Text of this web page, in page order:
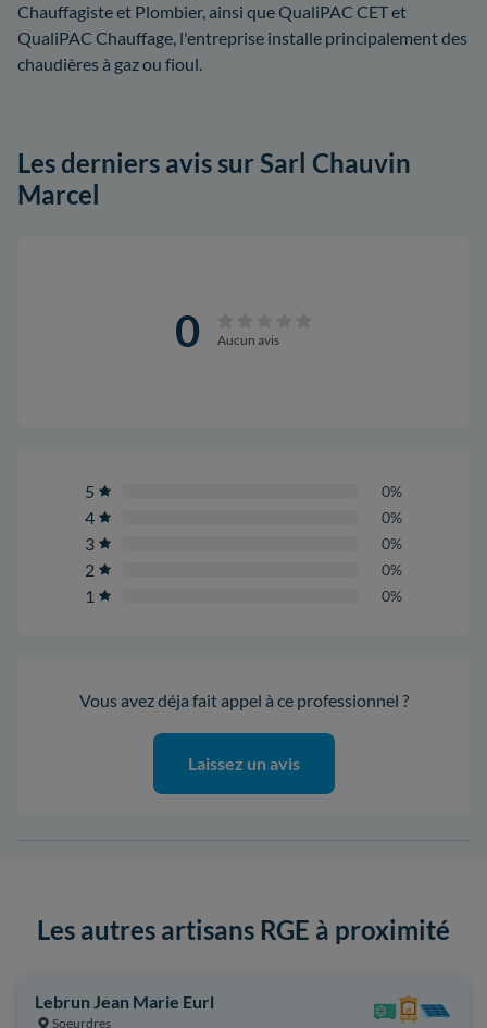
Chauffagiste et Plombier, ainsi que QualiPAC CET et
QualiPAC Chauffage, l'entreprise installe principalement des
chaudières à gaz ou fioul.
Les derniers avis sur Sarl Chauvin
Marcel
0 Aucun avis
5 0%
4 0%
3 0%
2 0%
1 0%
Vous avez déja fait appel à ce professionnel ?
Laissez un avis
Les autres artisans RGE à proximité
Lebrun Jean Marie Eurl
Soeurdres